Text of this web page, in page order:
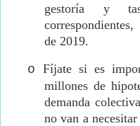
gestoría y
de 2019.
o Fíjate si es
millones de
demanda
no van a